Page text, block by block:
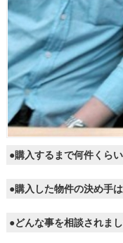
●購入するまで何件くら
●購入した物件の決め手
●どんな事を相談されま